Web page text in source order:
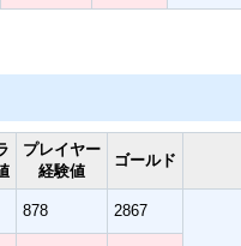
プレイヤー
経験値
ゴールド
878 2867